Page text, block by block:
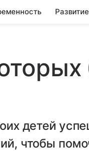
Развитие
детей
чтобы